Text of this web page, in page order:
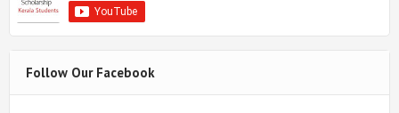
Follow Our Facebook